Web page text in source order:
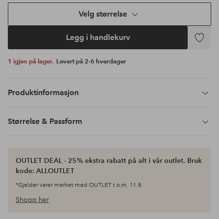
Velg størrelse
Legg i handlekurv
Legg
1 igjen på lager. Levert på 2-6 hverdager
Produktinformasjon
Størrelse & Passform
OUTLET DEAL - 25% ekstra rabatt på alt i vår outlet. Bruk
kode: ALLOUTLET
*Gjelder varer merket med OUTLET t.o.m. 11.8.
Shopp her